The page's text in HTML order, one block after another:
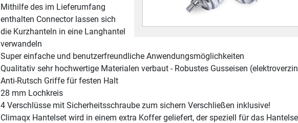
Mithilfe des im Lieferumfang
enthalten Connector lassen sich
die Kurzhanteln in eine Langhantel
verwandeln
Super einfache und benutzerfreundliche Anwendungsmöglichkeiten
Qualitativ sehr hochwertige Materialen verbaut - Robustes Gusseisen
Anti-Rutsch Griffe für festen Halt
28 mm Lochkreis
4 Verschlüsse mit Sicherheitsschraube zum sichern Verschließen inklusive!
Climaqx Hantelset wird in einem extra Koffer geliefert, der speziell für das